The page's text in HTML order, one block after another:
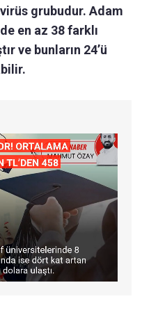
grubudur. Adam
en az 38 farklı
ve bunların 24’ü